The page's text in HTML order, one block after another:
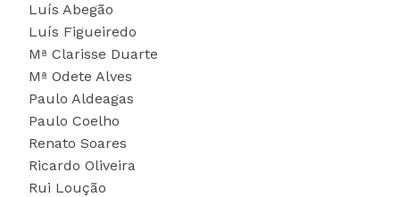
Luís Abegão
Luís Figueiredo
Mª Clarisse Duarte
Mª Odete Alves
Paulo Aldeagas
Paulo Coelho
Renato Soares
Ricardo Oliveira
Rui Loução